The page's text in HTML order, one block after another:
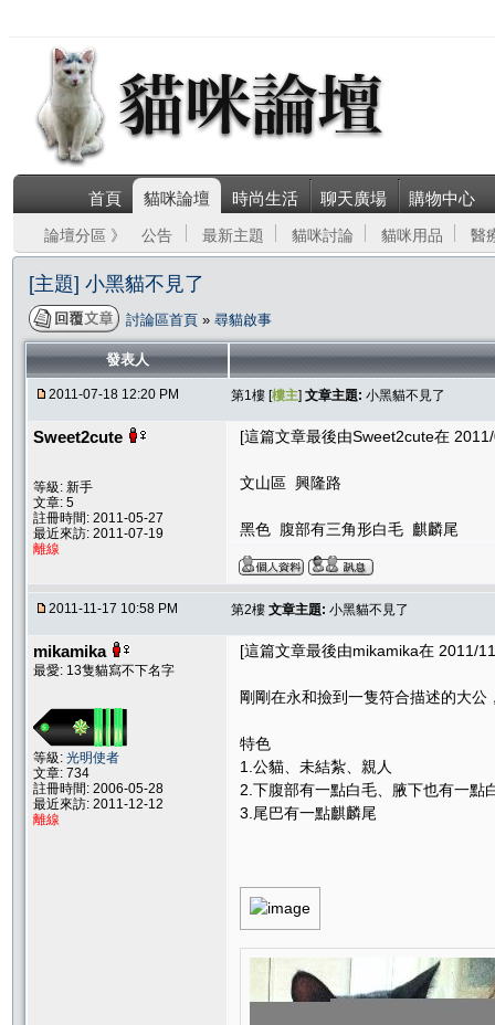
首頁 貓咪論壇 時尚生活 聊天廣場 購物中心
論壇分區 》 公告 最新主題 貓咪討論 貓咪用品 醫
[主題] 小黑貓不見了
討論區首頁 » 尋貓啟事
發表人
2011-07-18 12:20 PM 第1樓 [樓主] 文章主題: 小黑貓不見了
Sweet2cute
等級: 新手
文章: 5
註冊時間: 2011-05-27
最近來訪: 2011-07-19
離線
[這篇文章最後由Sweet2cute在
文山區 興隆路
黑色 腹部有三角形白毛 麒麟尾
2011-11-17 10:58 PM 第2樓 文章主題: 小黑貓不見了
mikamika
最愛: 13隻貓寫不下名字
等級: 光明使者
文章: 734
註冊時間: 2006-05-28
最近來訪: 2011-12-12
離線
[這篇文章最後由mikamika在 2011/
剛剛在永和撿到一隻符合描述的大
特色
1.公貓、未結紮、親人
2.下腹部有一點白毛、腋下也有一點
3.尾巴有一點麒麟尾